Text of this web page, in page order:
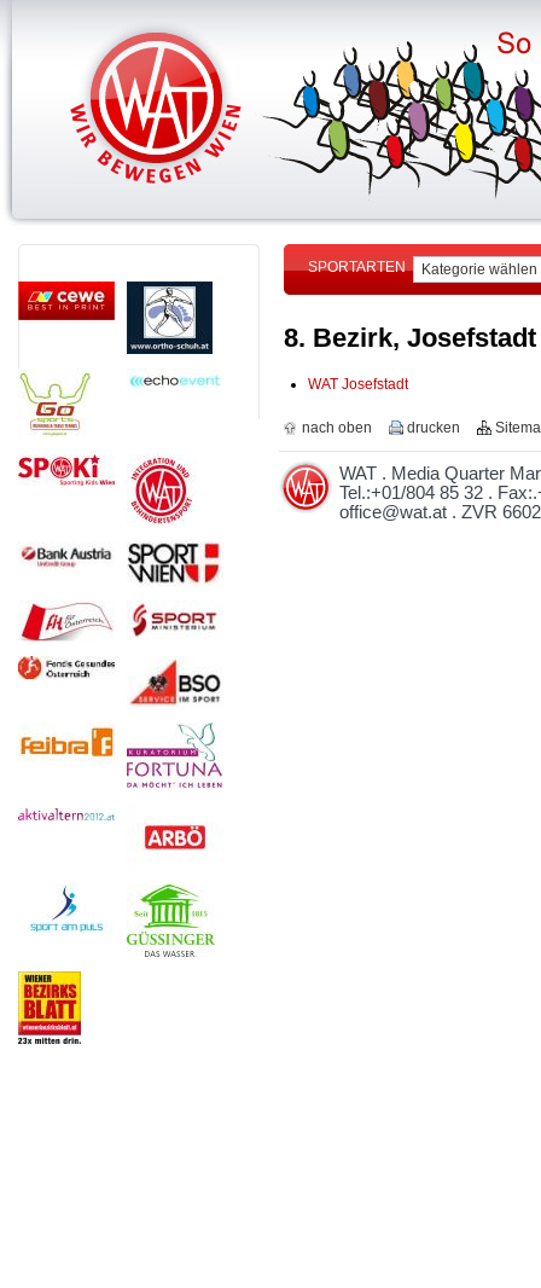
SPORTARTEN
8. Bezirk, Josefstadt
WAT Josefstadt
nach oben drucken
WAT . Media Quarter
Tel.:+01/804 85 32 .
office@wat.at . ZVR